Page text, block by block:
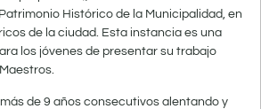
Histórico de la Municipalidad, en
de la ciudad. Esta instancia es una
los jóvenes de presentar su trabajo
de 9 años consecutivos alentando y